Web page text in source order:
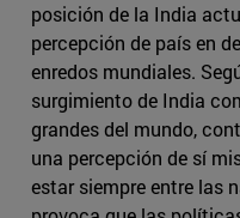
posición de la India
percepción de país en
enredos mundiales.
surgimiento de India
grandes del mundo,
una percepción de sí
estar siempre entre las